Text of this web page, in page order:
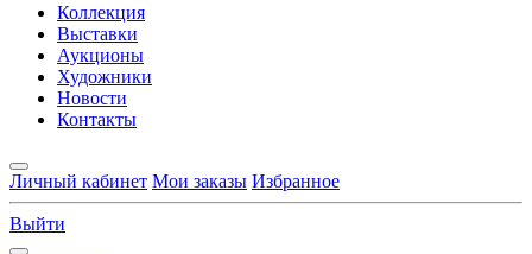
Коллекция
Выставки
Аукционы
Художники
Новости
Контакты
Личный кабинет Мои заказы Избранное
Выйти